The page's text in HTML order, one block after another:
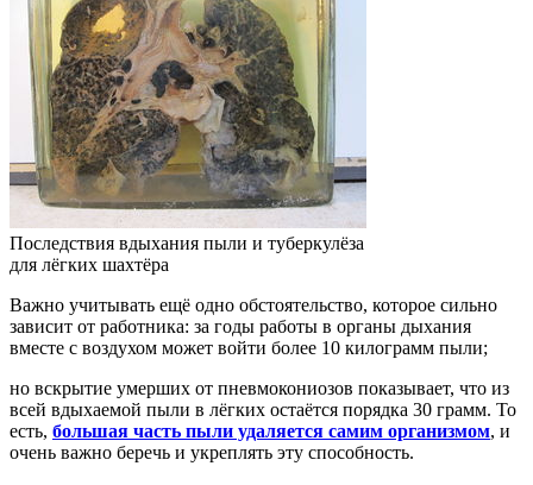
Последствия вдыхания пыли и туберкулёза
для лёгких шахтёра
Важно учитывать ещё одно обстоятельство, которое сильно
зависит от работника: за годы работы в органы дыхания
вместе с воздухом может войти более 10 килограмм пыли;
но вскрытие умерших от пневмокониозов показывает, что из
всей вдыхаемой пыли в лёгких остаётся порядка 30 грамм. То
есть, большая часть пыли удаляется самим организмом, и
очень важно беречь и укреплять эту способность.